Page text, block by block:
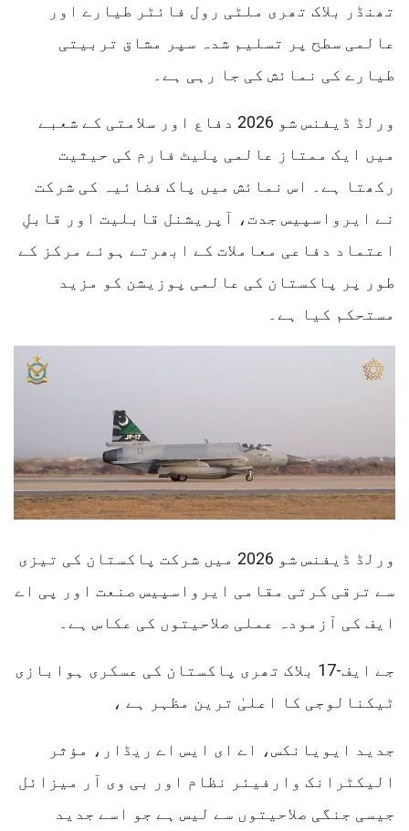
تھنڈر بلاک تھری ملٹی رول فائٹر طیارے اور
عالمی سطح پر تسلیم شدہ سپر مشاق تربیتی
طیارے کی نمائش کی جا رہی ہے۔
ورلڈ ڈیفنس شو 2026 دفاع اور سلامتی کے شعبے
میں ایک ممتاز عالمی پلیٹ فارم کی حیثیت
رکھتا ہے۔ اس نمائش میں پاک فضائیہ کی شرکت
نے ایرواسپیس جدت، آپریشنل قابلیت اور قابلِ
اعتماد دفاعی معاملات کے ابھرتے ہوئے مرکز کے
طور پر پاکستان کی عالمی پوزیشن کو مزید
مستحکم کیا ہے۔
ورلڈ ڈیفنس شو 2026 میں شرکت پاکستان کی تیزی
سے ترقی کرتی مقامی ایرواسپیس صنعت اور پی اے
ایف کی آزمودہ عملی صلاحیتوں کی عکاس ہے۔
جے ایف-17 بلاک تھری پاکستان کی عسکری ہوابازی
ٹیکنالوجی کا اعلیٰ ترین مظہر ہے ،
جدید ایویانکس، اے ای ایس اے ریڈار، مؤثر
الیکٹرانک وارفیئر نظام اور بی وی آر میزائل
جیسی جنگی صلاحیتوں سے لیس ہے جو اسے جدید